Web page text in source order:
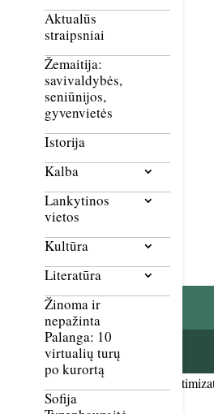
Aktualūs
straipsniai
Žemaitija:
savivaldybės,
seniūnijos,
gyvenvietės
Istorija
Kalba
Lankytinos
vietos
Kultūra
Literatūra
Žinoma ir
nepažinta
Palanga: 10
virtualių turų
po kurortą
Sofija
Smush Image Compression and